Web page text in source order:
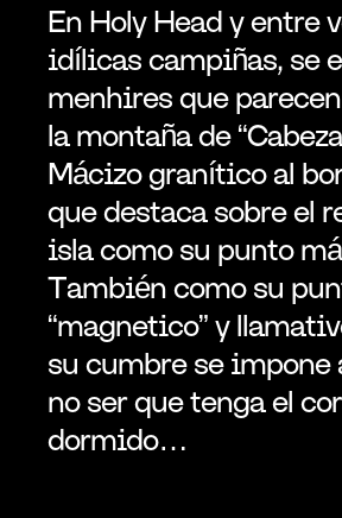
En Holy Head y entre
idílicas campiñas, se
menhires que
la montaña de
Mácizo granítico al
que destaca sobre el
isla como su punto
También como su
“magnetico” y
su cumbre se impone
no ser que tenga el
dormido…